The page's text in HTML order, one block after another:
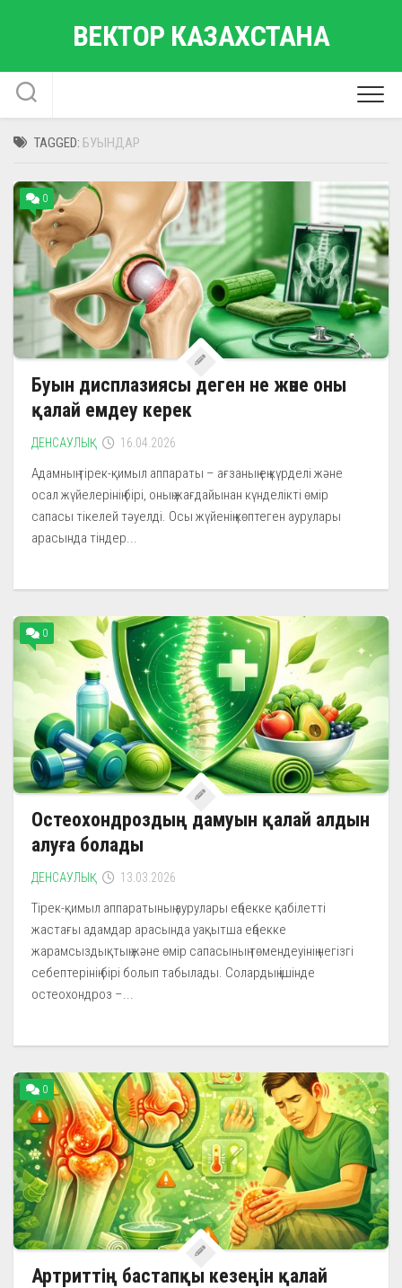
ВЕКТОР КАЗАХСТАНА
TAGGED: БУЫНДАР
0
Буын дисплазиясы деген не және оны
қалай емдеу керек
ДЕНСАУЛЫҚ 16.04.2026
Адамның тірек-қимыл аппараты – ағзаның ең күрделі және
осал жүйелерінің бірі, оның жағдайынан күнделікті өмір
сапасы тікелей тәуелді. Осы жүйенің көптеген аурулары
арасында тіндер...
0
Остеохондроздың дамуын қалай алдын
алуға болады
ДЕНСАУЛЫҚ 13.03.2026
Тірек-қимыл аппаратының аурулары еңбекке қабілетті
жастағы адамдар арасында уақытша еңбекке
жарамсыздықтың және өмір сапасының төмендеуінің негізгі
себептерінің бірі болып табылады. Солардың ішінде
остеохондроз –...
0
Артриттің бастапқы кезеңін қалай